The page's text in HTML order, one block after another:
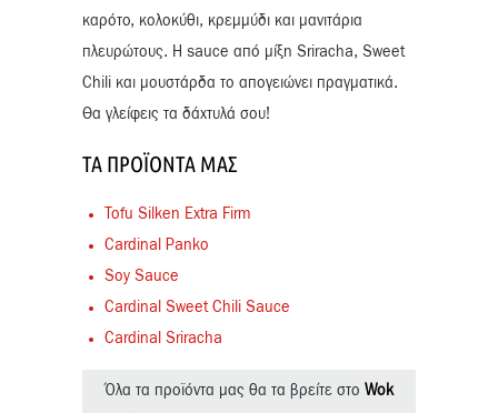
καρότο, κολοκύθι, κρεμμύδι και μανιτάρια
πλευρώτους. Η sauce από μίξη Sriracha, Sweet
Chili και μουστάρδα το απογειώνει πραγματικά.
Θα γλείφεις τα δάχτυλά σου!
ΤΑ ΠΡΟΪΌΝΤΑ ΜΑΣ
Tofu Silken Extra Firm
Cardinal Panko
Soy Sauce
Cardinal Sweet Chili Sauce
Cardinal Sriracha
Όλα τα προϊόντα μας θα τα βρείτε στο Wok